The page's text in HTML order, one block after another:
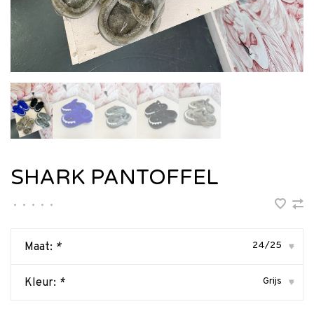
SHARK PANTOFFEL
• • • • •
Maat: * 24/25 ▾
Kleur: * Grijs ▾